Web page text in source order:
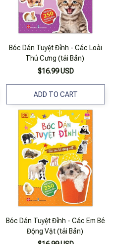
Bóc Dán Tuyệt Đỉnh - Các Loài
Thú Cưng (tái Bản)
$16.99 USD
ADD TO CART
Bóc Dán Tuyệt Đỉnh - Các Em Bé
Động Vật (tái Bản)